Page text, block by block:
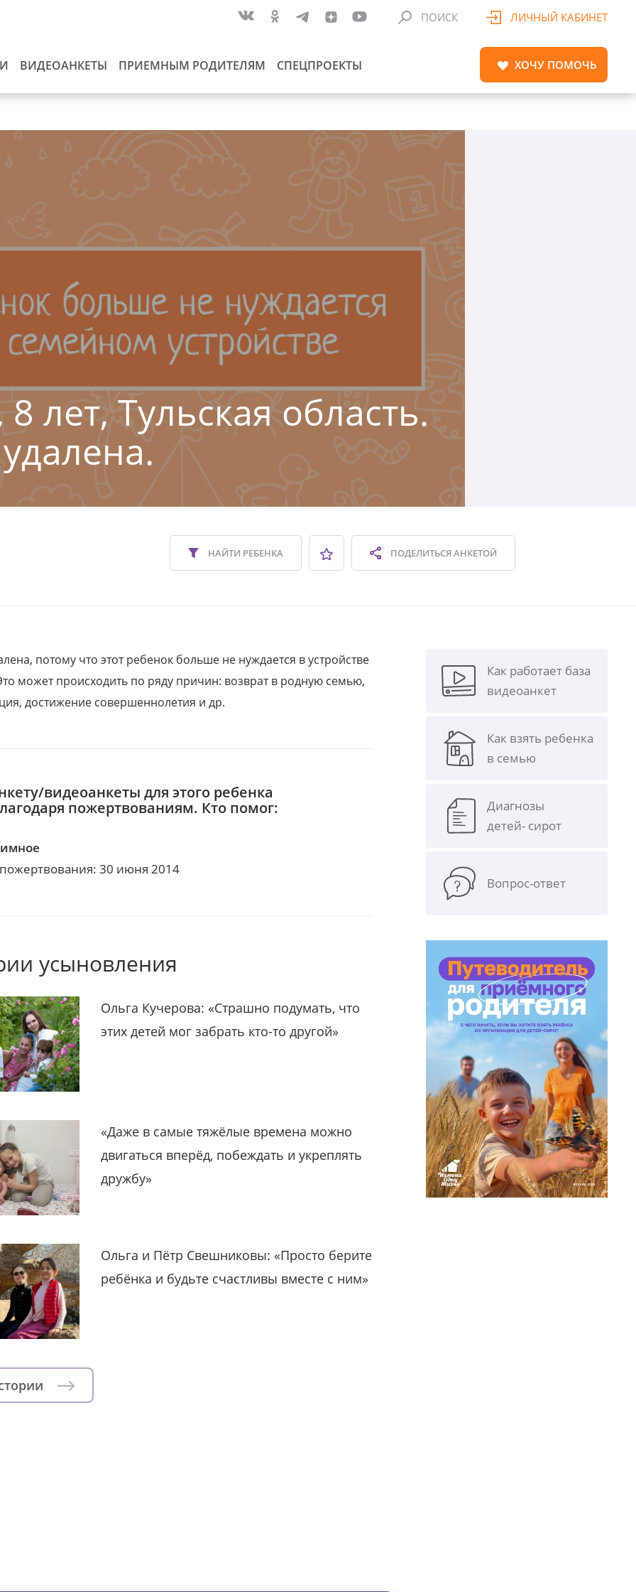
ВИДЕОАНКЕТЫ ПРИЕМНЫМ РОДИТЕЛЯМ СПЕЦПРОЕКТЫ
ПОИСК ЛИЧНЫЙ КАБИНЕТ
ХОЧУ ПОМОЧЬ
лет, Тульская область.
ПОДЕЛИТЬСЯАНКЕТОЙ
НАЙТИ РЕБЕНКА
потому что этот ребенок больше не нуждается в устройстве
может происходить по ряду причин: возврат в родную семью,
достижение совершеннолетия и др.
видеоанкеты для этого ребенка
пожертвованиям. Кто помог:
30 июня 2014
усыновления
Ольга Кучерова: «Страшно подумать, что
этих детей мог забрать кто-то другой»
«Даже в самые тяжёлые времена можно
двигаться вперёд, побеждать и укреплять
дружбу»
Ольга и Пётр Свешниковы: «Просто берите
ребёнка и будьте счастливы вместе с ним»
Как работает база
видеоанкет
Как взять ребенка
в семью
Диагнозы
детей- сирот
Вопрос-ответ